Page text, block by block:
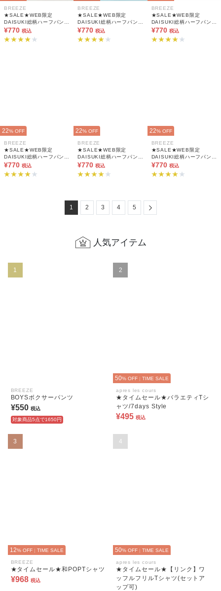
BREEZE
★SALE★WEB限定
DAISUKI総柄ハーフパンツ
5分丈
¥770 税込
BREEZE
★SALE★WEB限定
DAISUKI総柄ハーフパンツ
5分丈
¥770 税込
BREEZE
★SALE★WEB限定
DAISUKI総柄ハーフパンツ
5分丈
¥770 税込
22% OFF
BREEZE
★SALE★WEB限定
DAISUKI総柄ハーフパンツ
5分丈
¥770 税込
22% OFF
BREEZE
★SALE★WEB限定
DAISUKI総柄ハーフパンツ
5分丈
¥770 税込
22% OFF
BREEZE
★SALE★WEB限定
DAISUKI総柄ハーフパンツ
5分丈
¥770 税込
1 2 3 4 5 Next
人気アイテム
1
BREEZE
BOYSボクサーパンツ
¥550 税込
対象商品5点で1650円
2
50% OFF TIME SALE
apres les cours
★タイムセール★バラエティTシ
ャツ/7days Style
¥495 税込
3
12% OFF | TIME SALE
BREEZE
★タイムセール★和POPTシャツ
¥968 税込
4
50% OFF | TIME SALE
apres les cours
★タイムセール★【リンク】ワ
ッフルフリルTシャツ(セットア
ップ可)